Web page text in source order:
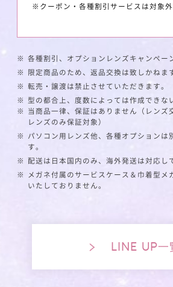
※クーポン・各種割引サービスは対象外
※ 各種割引、オプションレンズキャンペー
※ 限定商品のため、返品交換は致しかねま
※ 転売・譲渡は禁止させていただきます。
※ 型の都合上、度数によっては作成できな
※ 当商品一律、保証はありません（レンズ
レンズのみ保証対象）
※ パソコン用レンズ他、各種オプションは
す。
※ 配送は日本国内のみ、海外発送は対応し
※ メガネ付属のサービスケース＆巾着型メ
いたしておりません。
LINE UP一